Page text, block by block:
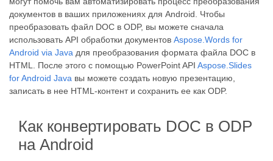
документов в ваших приложениях для Android. Чтобы
преобразовать файл DOC в ODP, вы можете сначала
использовать API обработки документов Aspose.Words for
Android via Java для преобразования формата файла DOC в
HTML. После этого с помощью PowerPoint API Aspose.Slides
for Android Java вы можете создать новую презентацию,
записать в нее HTML-контент и сохранить ее как ODP.
Как конвертировать DOC в ODP
на Android